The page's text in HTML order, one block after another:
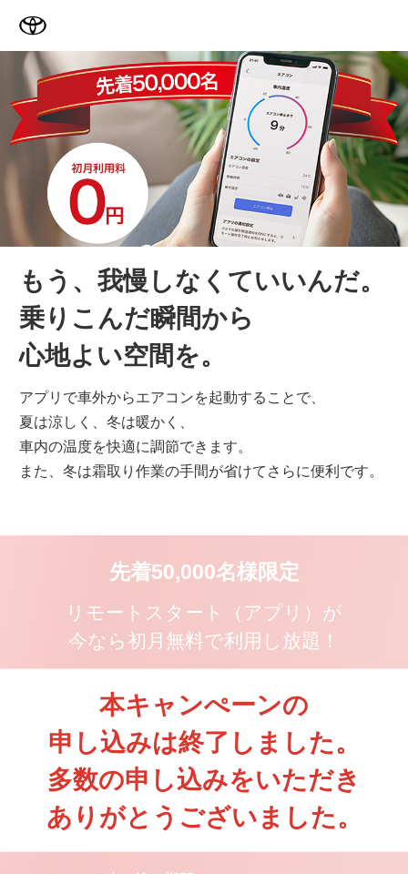
もう、我慢しなくていいんだ。
乗りこんだ瞬間から
心地よい空間を。
アプリで車外からエアコンを起動することで、
夏は涼しく、冬は暖かく、
車内の温度を快適に調節できます。
また、冬は霜取り作業の手間が省けてさらに便利です。
先着50,000名様限定
リモートスタート（アプリ）が
今なら初月無料で利用し放題！
クーポンコード：RS2607
申し込み時にご入力いただき、クーポンを適用してください。
クーポンによる割引期間は、ご契約成立日からご契約いただいた
月の末日までです。
（例）7月8日に申し込みの場合、7月31日までのご利用分が無料に
申し込み月の翌月以降は月額220円（税込）の料金が発生します。
申し込みには、クレジットカードまたはTOYOTA Wallet（TS
本キャンぺーンの
申し込みは終了しました。
多数の申し込みをいただき
ありがとうございました。